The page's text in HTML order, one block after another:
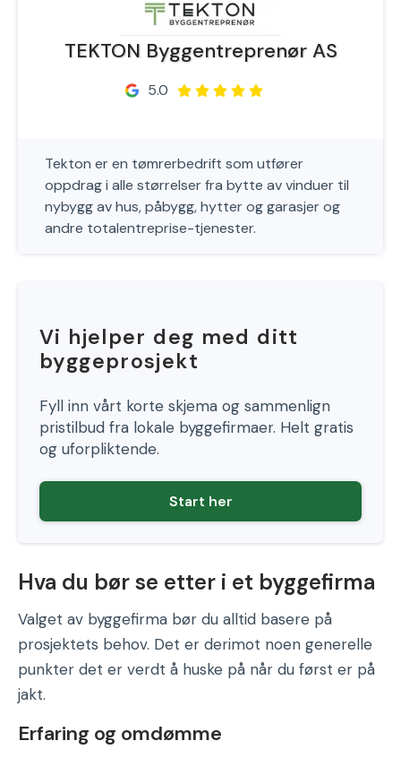
TEKTON Byggentreprenør AS
5.0
Tekton er en tømrerbedrift som utfører
oppdrag i alle størrelser fra bytte av vinduer til
nybygg av hus, påbygg, hytter og garasjer og
andre totalentreprise-tjenester.
Vi hjelper deg med ditt
byggeprosjekt
Fyll inn vårt korte skjema og sammenlign
pristilbud fra lokale byggefirmaer. Helt gratis
og uforpliktende.
Start her
Hva du bør se etter i et byggefirma
Valget av byggefirma bør du alltid basere på
prosjektets behov. Det er derimot noen generelle
punkter det er verdt å huske på når du først er på
jakt.
Erfaring og omdømme